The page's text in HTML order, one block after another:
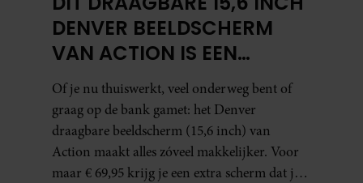
DENVER BEELDSCHERM
VAN ACTION IS EEN
GAMECHANGER VOOR
THUISWERKERS ÉN BINGE-
WATCHERS
Of je nu thuiswerkt, veel onderweg bent of
graag op de bank gamet: het Denver
draagbare beeldscherm (15,6 inch) van
Action maakt alles zóveel makkelijker. Voor
maar € 69,95 krijg je een extra scherm dat je